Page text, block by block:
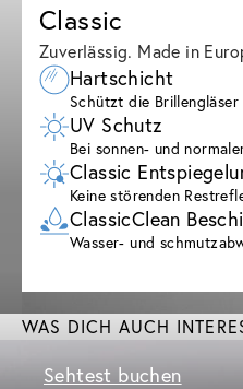
Classic
Zuverlässig. Made in
Hartschicht
Schützt die
UV Schutz
Bei sonnen- und
Classic
Keine störenden
ClassicClean
Wasser- und
WAS DICH AUCH
Sehtest buchen